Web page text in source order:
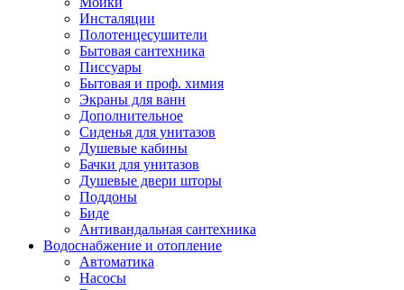
Инсталяции
Полотенцесушители
Бытовая сантехника
Писсуары
Бытовая и проф. химия
Экраны для ванн
Дополнительное
Сиденья для унитазов
Душевые кабины
Бачки для унитазов
Душевые двери шторы
Поддоны
Биде
Антивандальная сантехника
Водоснабжение и отопление
Автоматика
Насосы